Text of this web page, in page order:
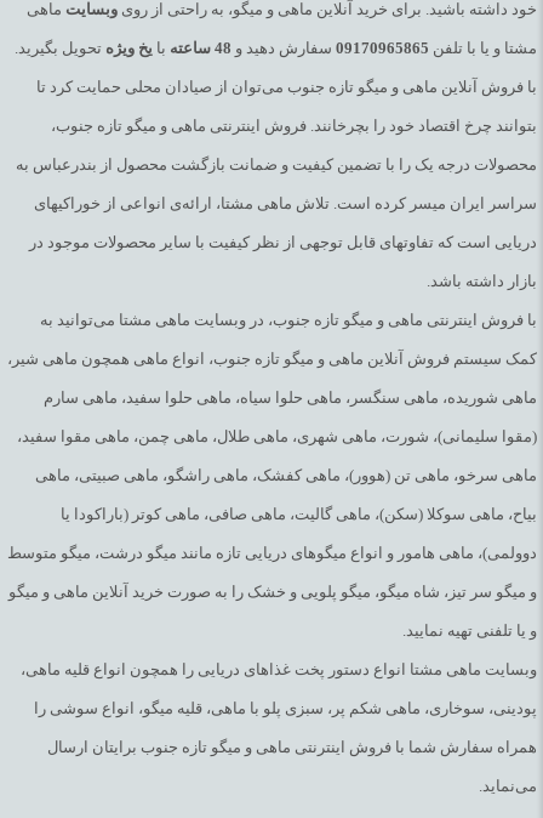
خود داشته باشید. برای خرید آنلاین ماهی و میگو، به راحتی از روی وبسایت ماهی
مشتا و یا با تلفن 09170965865 سفارش دهید و 48 ساعته با یخ ویژه تحویل بگیرید.
با فروش آنلاین ماهی و میگو تازه جنوب می‌توان از صیادان محلی حمایت کرد تا
بتوانند چرخ اقتصاد خود را بچرخانند. فروش اینترنتی ماهی و میگو تازه جنوب،
محصولات درجه یک را با تضمین کیفیت و ضمانت بازگشت محصول از بندرعباس به
سراسر ایران میسر کرده است. تلاش ماهی مشتا، ارائه‌ی انواعی از خوراکیهای
دریایی است که تفاوتهای قابل توجهی از نظر کیفیت با سایر محصولات موجود در
بازار داشته باشد.
با فروش اینترنتی ماهی و میگو تازه جنوب، در وبسایت ماهی مشتا می‌توانید به
کمک سیستم فروش آنلاین ماهی و میگو تازه جنوب، انواع ماهی همچون ماهی شیر،
ماهی شوریده، ماهی سنگسر، ماهی حلوا سیاه، ماهی حلوا سفید، ماهی سارم
(مقوا سلیمانی)، شورت، ماهی شهری، ماهی طلال، ماهی چمن، ماهی مقوا سفید،
ماهی سرخو، ماهی تن (هوور)، ماهی کفشک، ماهی راشگو، ماهی صبیتی، ماهی
بیاح، ماهی سوکلا (سکن)، ماهی گالیت، ماهی صافی، ماهی کوتر (باراکودا یا
دوولمی)، ماهی هامور و انواع میگوهای دریایی تازه مانند میگو درشت، میگو متوسط
و میگو سر تیز، شاه میگو، میگو پلویی و خشک را به صورت خرید آنلاین ماهی و میگو
و یا تلفنی تهیه نمایید.
وبسایت ماهی مشتا انواع دستور پخت غذاهای دریایی را همچون انواع قلیه ماهی،
پودینی، سوخاری، ماهی شکم پر، سبزی پلو با ماهی، قلیه میگو، انواع سوشی را
همراه سفارش شما با فروش اینترنتی ماهی و میگو تازه جنوب برایتان ارسال
می‌نماید.